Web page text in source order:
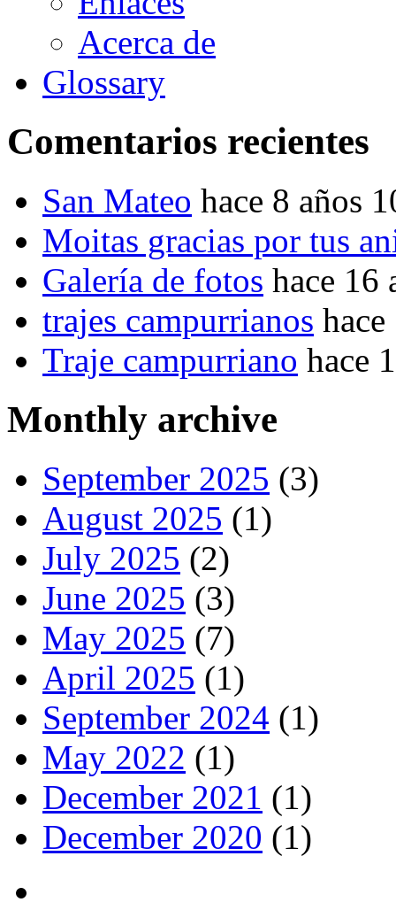
Acerca de
Glossary
Comentarios recientes
San Mateo hace 8 años
Moitas gracias por tus
Galería de fotos hace 16
trajes campurrianos
Traje campurriano hace
Monthly archive
September 2025 (3)
August 2025 (1)
July 2025 (2)
June 2025 (3)
May 2025 (7)
April 2025 (1)
September 2024 (1)
May 2022 (1)
December 2021 (1)
December 2020 (1)